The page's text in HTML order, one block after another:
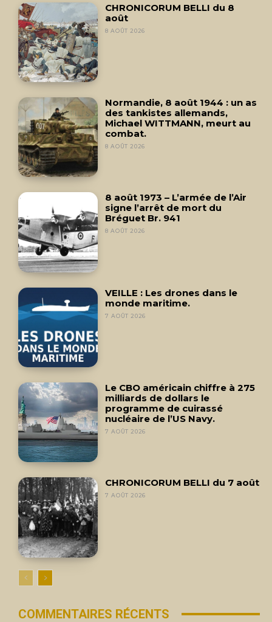
CHRONICORUM BELLI du 8
août
8 AOÛT 2026
Normandie, 8 août 1944 : un as
des tankistes allemands,
Michael WITTMANN, meurt au
combat.
8 AOÛT 2026
8 août 1973 – L’armée de l’Air
signe l’arrêt de mort du
Bréguet Br. 941
8 AOÛT 2026
VEILLE : Les drones dans le
monde maritime.
7 AOÛT 2026
Le CBO américain chiffre à 275
milliards de dollars le
programme de cuirassé
nucléaire de l’US Navy.
7 AOÛT 2026
CHRONICORUM BELLI du 7 août
7 AOÛT 2026
COMMENTAIRES RÉCENTS